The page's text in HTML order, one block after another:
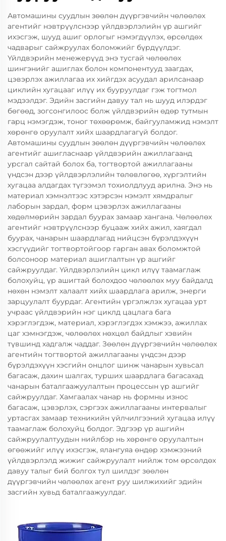
Автомашины суудлын зөөлөн дүүргэвчийн чөлөөлөх
агентийг нэвтрүүлснээр үйлдвэрлэлийн үр ашгийг
ихэсгэж, шууд ашиг орлогыг нэмэгдүүлэх, өрсөлдөх
чадварыг сайжруулах боломжийг бүрдүүлдэг.
Үйлдвэрийн менежерүүд энэ тусгай чөлөөлөх
шингэнийг ашиглах болон компонентууд заагдах,
цэвэрлэх ажиллагаа их хийгдэх асуудал арилсанаар
циклийн хугацааг илүү их бууруулдаг гэж тогтмол
мэдээлдэг. Эдийн засгийн давуу тал нь шууд илэрдэг
бөгөөд, зогсонгилоос болж үйлдвэрийн өдөр тутмын
гарц нэмэгдэж, тоног төхөөрөмж, байгууламжид нэмэлт
хөрөнгө оруулалт хийх шаардлагагүй болдог.
Автомашины суудлын зөөлөн дүүргэвчийн чөлөөлөх
агентийг ашигласнаар үйлдвэрийн ажиллагаанд
урсгал сайтай болох ба, тогтвортой ажиллагааны
үндсэн дээр үйлдвэрлэлийн төлөвлөгөө, хүргэлтийн
хугацаа алдагдах түгээмэл тохиолдлууд арилна. Энэ нь
материал хэмнэлтээс хэтэрсэн нэмэлт хямдралыг
лаборын зардал, форм цэвэрлэх ажиллагааны
хөдөлмөрийн зардал буурах замаар хангана. Чөлөөлөх
агентийг нэвтрүүлснээр буцааж хийх ажил, хаягдал
буурах, чанарын шаардлагад нийцсэн бүрэлдэхүүн
хэсгүүдийг тогтвортойгоор гарган авах боломжтой
болсоноор материал ашиглалтын үр ашгийг
сайжруулдаг. Үйлдвэрлэлийн цикл илүү таамаглаж
болохуйц, үр ашигтай болохдоо чөлөөлөх муу байдалд
нөхөн нэмэлт халаалт хийх шаардлага арилж, энерги
зарцуулалт буурдаг. Агентийн үргэлжлэх хугацаа урт
учраас үйлдвэрийн нэг циклд цацлага бага
хэрэглэгдэж, материал, хэрэглэгдэх хэмжээ, ажиллах
цаг хэмнэгдэж, чөлөөлөх нөхцөл байдлыг хэвийн
түвшинд хадгалж чаддаг. Зөөлөн дүүргэвчийн чөлөөлөх
агентийн тогтвортой ажиллагааны үндсэн дээр
бүрэлдэхүүн хэсгийн онцлог шинж чанарын хувьсал
багасаж, дахин шалгах, турших шаардлага багасахад
чанарын баталгаажуулалтын процессын үр ашгийг
сайжруулдаг. Хамгаалах чанар нь формны износ
багасаж, цэвэрлэх, сэргээх ажиллагааны интервалыг
уртасгах замаар техникийн үйлчилгээний хугацаа илүү
таамаглаж болохуйц болдог. Эдгээр үр ашгийн
сайжруулалтуудын нийлбэр нь хөрөнгө оруулалтын
өгөөжийг илүү ихэсгэж, ялангуяа өндөр хэмжээний
үйлдвэрлэлд жижиг сайжруулалт нийлж том өрсөлдөх
давуу талыг бий болгох тул шилдэг зөөлөн
дүүргэвчийн чөлөөлөх агент руу шилжихийг эдийн
засгийн хувьд баталгаажуулдаг.